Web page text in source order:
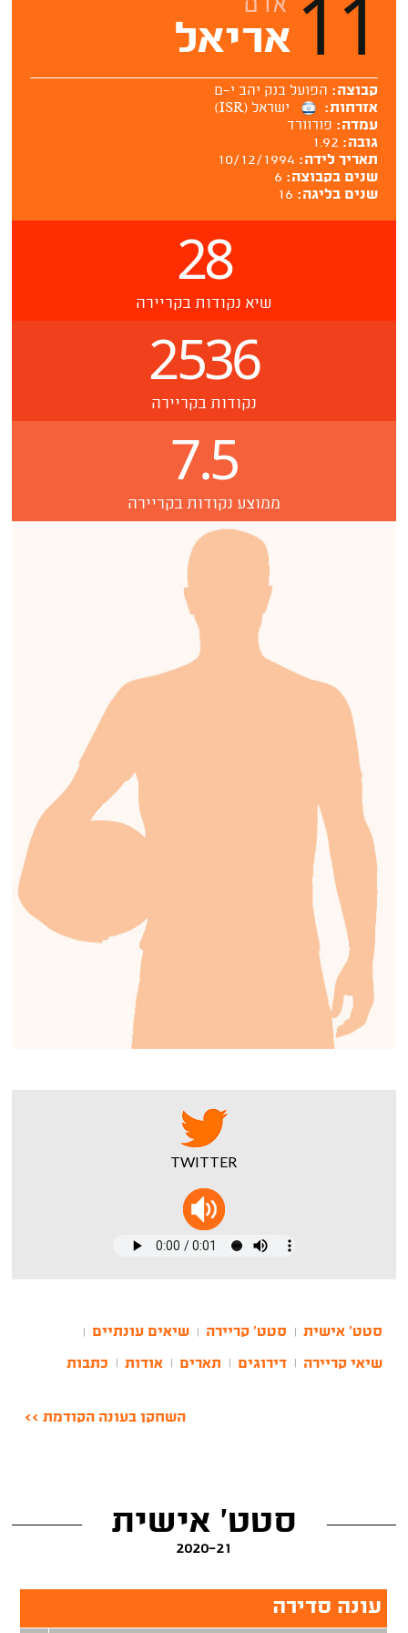
11 אדם
אריאל
קבוצה: הפועל בנק יהב י-ם
אזרחות:
ישראל (ISR)
עמדה: פורוורד
גובה: 1.92
תאריך לידה: 10/12/1994
שנים בקבוצה: 6
שנים בליגה: 16
28
שיא נקודות בקריירה
2536
נקודות בקריירה
7.5
ממוצע נקודות בקריירה
TWITTER
סטט' אישית סטט' קריירה שיאים עונתיים
שיאי קריירה דירוגים תארים אודות כתבות
השחקן בעונה הקודמת >>
סטט' אישית
2020-21
עונה סדירה